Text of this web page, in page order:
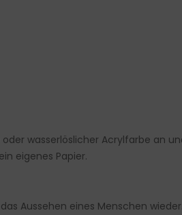
wasserlöslicher Acrylfarbe an
eigenes Papier.
Aussehen eines Menschen wieder.